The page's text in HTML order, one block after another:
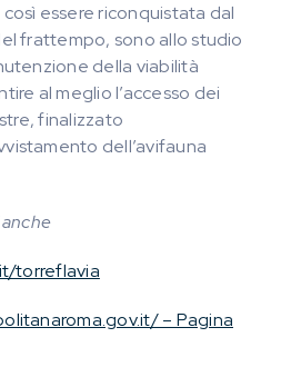
essere riconquistata dal
frattempo, sono allo studio
della viabilità
al meglio l’accesso dei
finalizzato
dell’avifauna
torreflavia
– Pagina